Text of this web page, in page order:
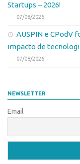
Startups – 2026!
07/08/2026
AUSPIN e CPodV
impacto de
07/08/2026
NEWSLETTER
Email